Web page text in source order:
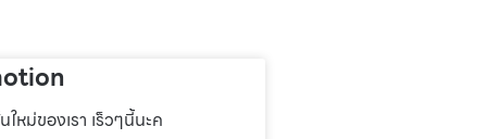
หม่ของเรา เร็วๆนี้นะค